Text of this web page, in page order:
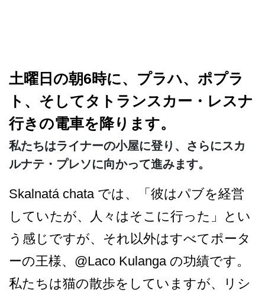
土曜日の朝6時に、プラハ、ポプラ
ト、そしてタトランスカー・レスナ
行きの電車を降ります。
私たちはライナーの小屋に登り、さらにスカ
ルナテ・プレソに向かって進みます。
Skalnatá chata では、「彼はパブを経営
して­いたが、人々はそこに行った」とい
う感じですが、そ­れ以外はすべてポータ
ーの王様、@La­co Kulanga の功績です。
私たちは猫の散歩をしていま­すが、リシ